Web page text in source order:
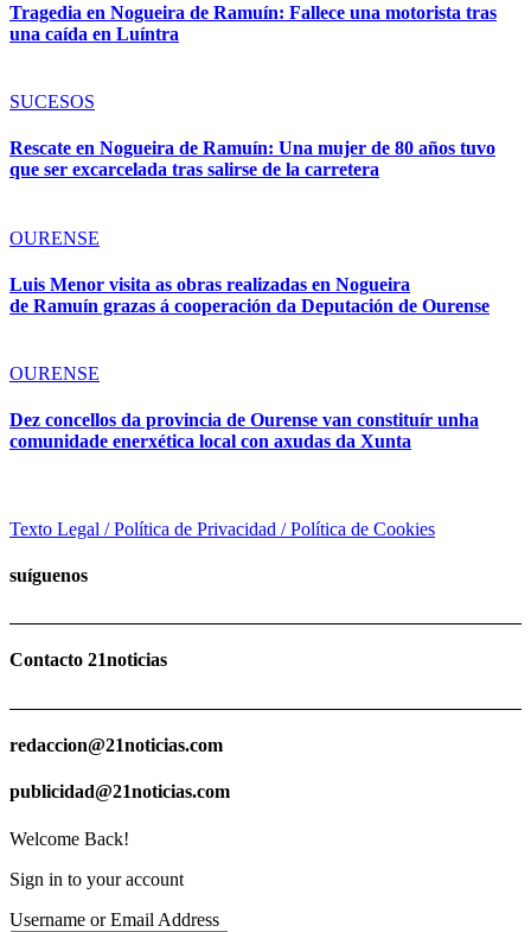
Tragedia en Nogueira de Ramuín: Fallece una motorista tras
una caída en Luíntra
SUCESOS
Rescate en Nogueira de Ramuín: Una mujer de 80 años tuvo
que ser excarcelada tras salirse de la carretera
OURENSE
Luis Menor visita as obras realizadas en Nogueira
de Ramuín grazas á cooperación da Deputación de Ourense
OURENSE
Dez concellos da provincia de Ourense van constituír unha
comunidade enerxética local con axudas da Xunta
Texto Legal / Política de Privacidad / Política de Cookies
suíguenos
Contacto 21noticias
redaccion@21noticias.com
publicidad@21noticias.com
Welcome Back!
Sign in to your account
Username or Email Address